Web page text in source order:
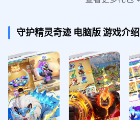
金币*10000,经验*3000
守护精灵奇迹 电脑版游戏介绍